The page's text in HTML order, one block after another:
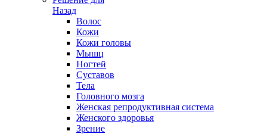
Назад
Волос
Кожи
Кожи головы
Мышц
Ногтей
Суставов
Тела
Головного мозга
Женская репродуктивная система
Женского здоровья
Зрение